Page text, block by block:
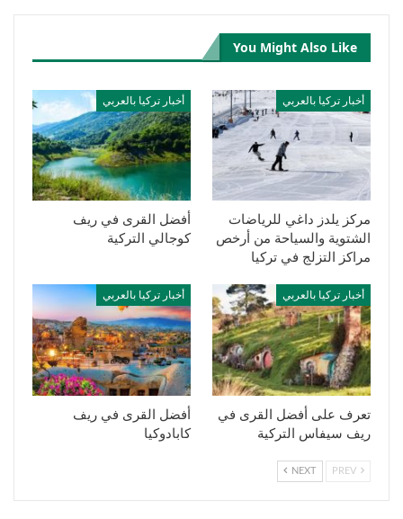
You Might Also Like
أخبار تركيا بالعربي
مركز يلدز داغي للرياضات
الشتوية والسياحة من أرخص
مراكز التزلج في تركيا
أخبار تركيا بالعربي
أفضل القرى في ريف
كوجالي التركية
أخبار تركيا بالعربي
تعرف على أفضل القرى في
ريف سيفاس التركية
أخبار تركيا بالعربي
أفضل القرى في ريف
كابادوكيا
NEXT